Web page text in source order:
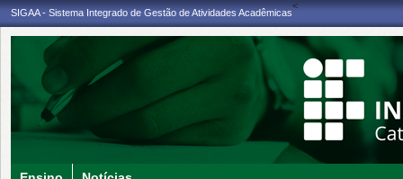
SIGAA - Sistema Integrado de Gestão de Atividades Acadêmicas
<